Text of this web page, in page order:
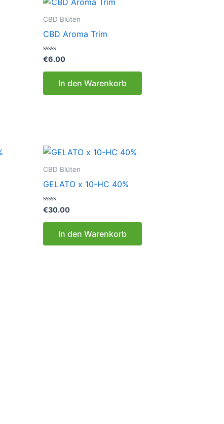
CBD Blüten
CBD Aroma Trim
Bewertet
0
€6.00
In den Warenkorb
CBD Blüten
GELATO x 10-HC 40%
Bewertet
mit
0
€30.00
In den Warenkorb